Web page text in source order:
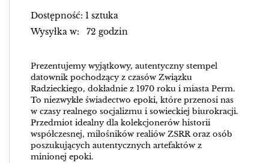
Dostępność: 1 sztuka
Wysyłka w: 72 godzin
Prezentujemy wyjątkowy, autentyczny stempel
datownik pochodzący z czasów Związku
Radzieckiego, dokładnie z 1970 roku i miasta Perm.
To niezwykłe świadectwo epoki, które przenosi nas
w czasy realnego socjalizmu i sowieckiej biurokracji.
Przedmiot idealny dla kolekcjonerów historii
współczesnej, miłośników realiów ZSRR oraz osób
poszukujących autentycznych artefaktów z
minionej epoki.